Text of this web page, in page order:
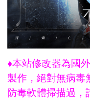
♦本站修改器為國
製作，絕對無病毒
防毒軟體掃描過，